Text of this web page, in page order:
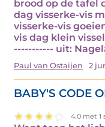
brood op de tafel
dag visserke-vis
visserke-vis
vis dag klein
----------- uit:
Paul van Ostaijen 2
BABY'S CODE
4.0 met 1